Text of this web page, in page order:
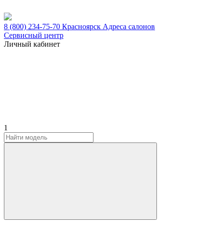
8 (800) 234-75-70 Красноярск Адреса салонов
Сервисный центр
Личный кабинет
1